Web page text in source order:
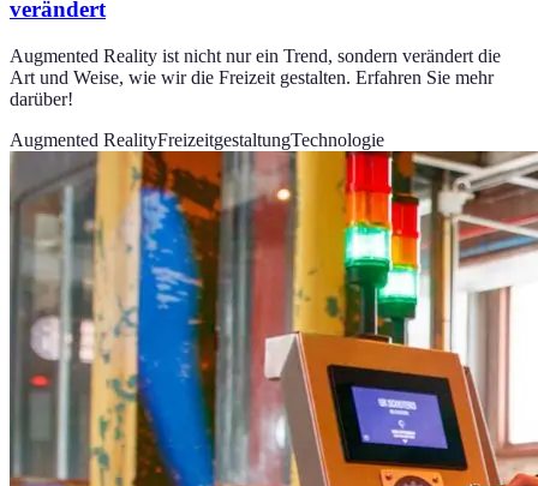
verändert
Augmented Reality ist nicht nur ein Trend, sondern verändert die
Art und Weise, wie wir die Freizeit gestalten. Erfahren Sie mehr
darüber!
Augmented RealityFreizeitgestaltungTechnologie